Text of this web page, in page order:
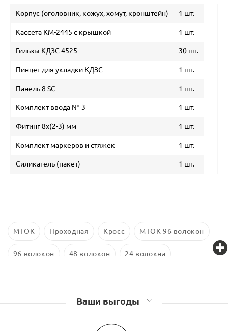
Корпус (оголовник, кожух, хомут, кронштейн) 1 шт.
Кассета КМ-2445 с крышкой 1 шт.
Гильзы КДЗС 4525 30 шт.
Пинцет для укладки КДЗС 1 шт.
Панель 8 SC 1 шт.
Комплект ввода № 3 1 шт.
Фитинг 8х(2-3) мм 1 шт.
Комплект маркеров и стяжек 1 шт.
Силикагель (пакет) 1 шт.
МТОК Проходная Кросс МТОК 96 волокон
96 волокон 48 волокон 24 волокна
Оптические муфты GJSВаши выгоды